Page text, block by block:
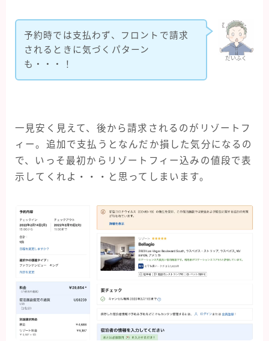
だいふく
予約時では支払わず、フロントで請求
されるときに気づくパターン
も・・・！
一見安く見えて、後から請求されるのがリゾートフ
ィー。追加で支払うとなんだか損した気分になるの
で、いっそ最初からリゾートフィー込みの値段で表
示してくれよ・・・と思ってしまいます。